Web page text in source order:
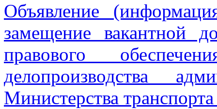
Объявление
замещение вакантной
правового
делопроизводства
Министерства